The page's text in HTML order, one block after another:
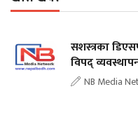
सशस्त्रका
विपद्
NB Media